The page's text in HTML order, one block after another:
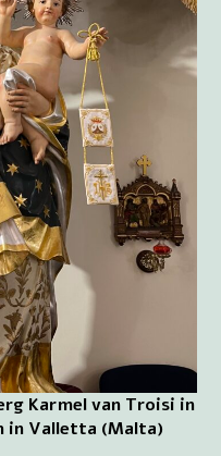
Karmel van Troisi in
in Valletta (Malta)